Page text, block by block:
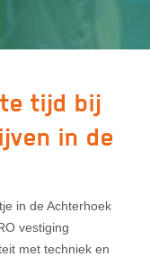
tijd bij
in de
in de Achterhoek
vestiging
met techniek en